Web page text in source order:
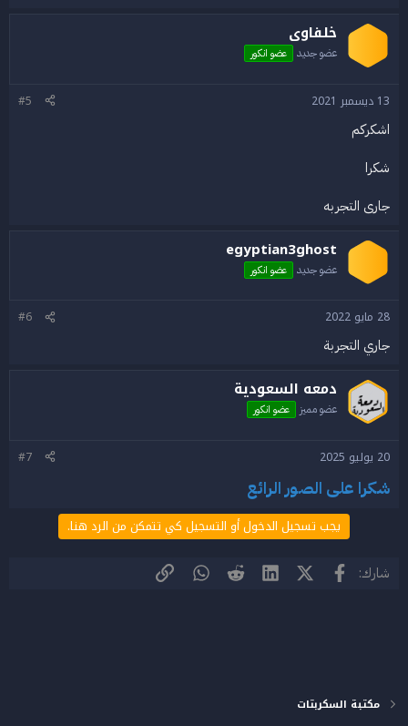
خلفاوى
عضو جديد عضو انكور
13 ديسمبر 2021
#5
اشكركم
شكرا
جارى التجربه
egyptian3ghost
عضو جديد عضو انكور
28 مايو 2022
#6
جاري التجربة
دمعه السعودية
عضو مميز عضو انكور
20 يوليو 2025 #7
شكرا على الصور الرائع
يجب تسجيل الدخول أو التسجيل كي تتمكن من الرد هنا.
شارك: فيسبوك X (Twitter)
LinkedIn
Reddit
WhatsApp
الرابط
مكتبة السكربتات